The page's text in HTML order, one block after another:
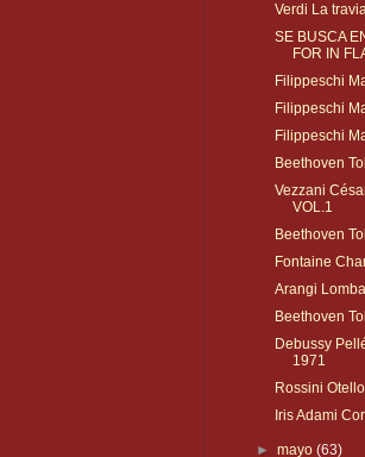
Verdi La
SE BUSCA
FOR IN
Filippeschi
Filippeschi
Filippeschi
Beethoven
Vezzani
VOL.1
Beethoven
Fontaine
Arangi
Beethoven
Debussy
1971
Rossini
Iris Adami
►mayo(63)